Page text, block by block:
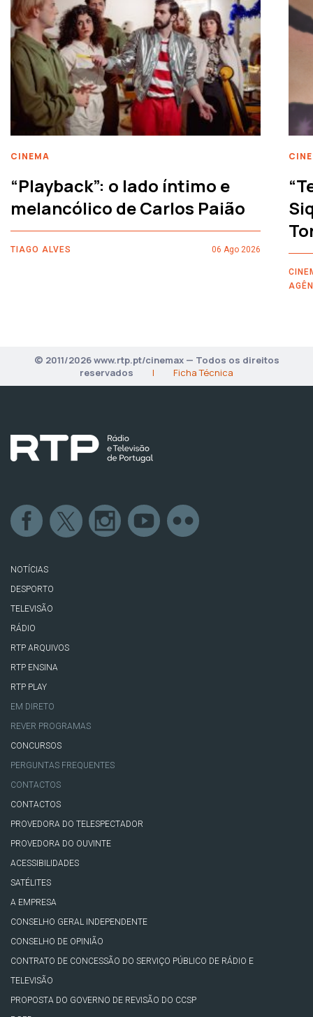
CINEMA
“Playback”: o lado íntimo e
melancólico de Carlos Paião
TIAGO ALVES 06 Ago 2026
© 2011/2026 www.rtp.pt/cinemax — Todos os direitos
reservados
| Ficha Técnica
NOTÍCIAS
DESPORTO
TELEVISÃO
RÁDIO
RTP ARQUIVOS
RTP ENSINA
RTP PLAY
EM DIRETO
REVER PROGRAMAS
CONCURSOS
PERGUNTAS FREQUENTES
CONTACTOS
CONTACTOS
PROVEDORA DO TELESPECTADOR
PROVEDORA DO OUVINTE
ACESSIBILIDADES
SATÉLITES
A EMPRESA
CONSELHO GERAL INDEPENDENTE
CONSELHO DE OPINIÃO
CONTRATO DE CONCESSÃO DO SERVIÇO PÚBLICO DE RÁDIO E
TELEVISÃO
PROPOSTA DO GOVERNO DE REVISÃO DO CCSP